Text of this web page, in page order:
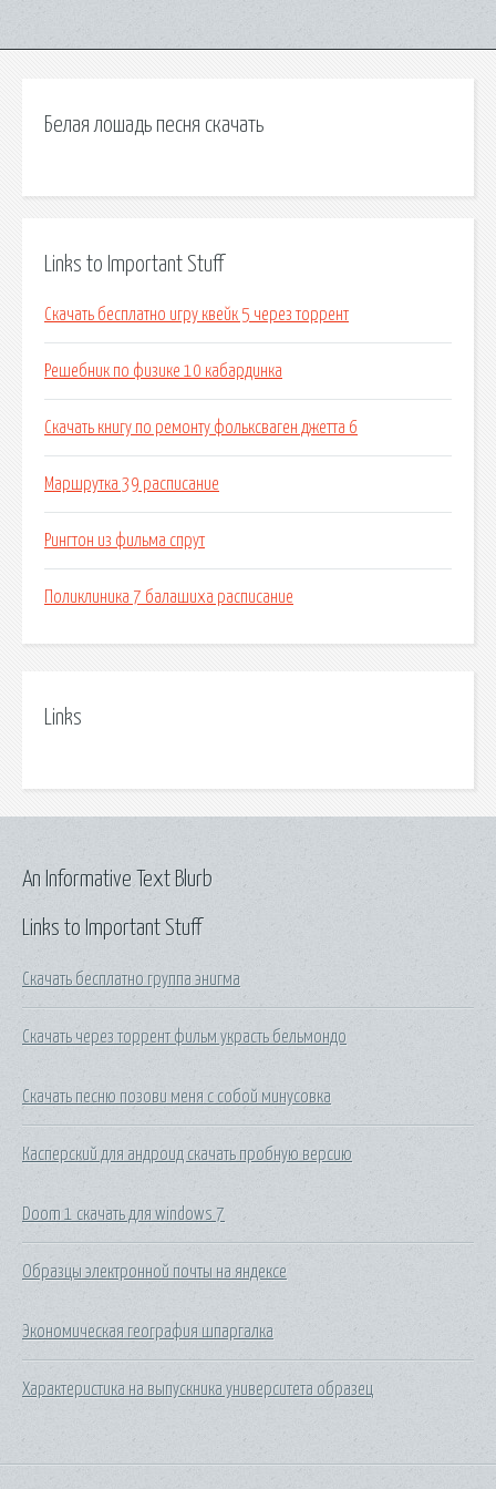
Белая лошадь песня скачать
Links to Important Stuff
Скачать бесплатно игру квейк 5 через торрент
Решебник по физике 10 кабардинка
Скачать книгу по ремонту фольксваген джетта 6
Маршрутка 39 расписание
Рингтон из фильма спрут
Поликлиника 7 балашиха расписание
Links
Links to Important Stuff
Скачать бесплатно группа энигма
Скачать через торрент фильм украсть бельмондо
Скачать песню позови меня с собой минусовка
Касперский для андроид скачать пробную версию
Doom 1 скачать для windows 7
Образцы электронной почты на яндексе
Экономическая география шпаргалка
Характеристика на выпускника университета образец
An Informative Text Blurb